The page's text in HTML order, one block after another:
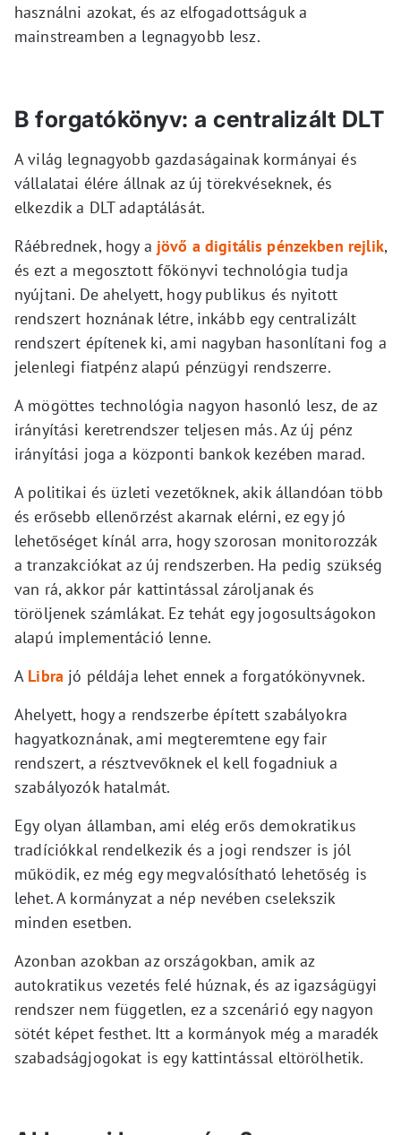
használni azokat, és az elfogadottságuk a
mainstreamben a legnagyobb lesz.
B forgatókönyv: a centralizált DLT
A világ legnagyobb gazdaságainak kormányai és
vállalatai élére állnak az új törekvéseknek, és
elkezdik a DLT adaptálását.
Ráébrednek, hogy a jövő a digitális pénzekben rejlik,
és ezt a megosztott főkönyvi technológia tudja
nyújtani. De ahelyett, hogy publikus és nyitott
rendszert hoznának létre, inkább egy centralizált
rendszert építenek ki, ami nagyban hasonlítani fog a
jelenlegi fiatpénz alapú pénzügyi rendszerre.
A mögöttes technológia nagyon hasonló lesz, de az
irányítási keretrendszer teljesen más. Az új pénz
irányítási joga a központi bankok kezében marad.
A politikai és üzleti vezetőknek, akik állandóan több
és erősebb ellenőrzést akarnak elérni, ez egy jó
lehetőséget kínál arra, hogy szorosan monitorozzák
a tranzakciókat az új rendszerben. Ha pedig szükség
van rá, akkor pár kattintással zároljanak és
töröljenek számlákat. Ez tehát egy jogosultságokon
alapú implementáció lenne.
A Libra jó példája lehet ennek a forgatókönyvnek.
Ahelyett, hogy a rendszerbe épített szabályokra
hagyatkoznának, ami megteremtene egy fair
rendszert, a résztvevőknek el kell fogadniuk a
szabályozók hatalmát.
Egy olyan államban, ami elég erős demokratikus
tradíciókkal rendelkezik és a jogi rendszer is jól
működik, ez még egy megvalósítható lehetőség is
lehet. A kormányzat a nép nevében cselekszik
minden esetben.
Azonban azokban az országokban, amik az
autokratikus vezetés felé húznak, és az igazságügyi
rendszer nem független, ez a szcenárió egy nagyon
sötét képet festhet. Itt a kormányok még a maradék
szabadságjogokat is egy kattintással eltörölhetik.